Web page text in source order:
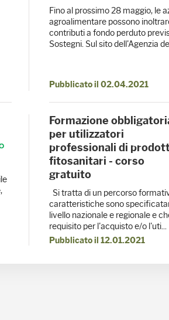
Fino al prossimo 28 maggio, le
agroalimentare possono
contributi a fondo perduto
Sostegni. Sul sito dell'Agenzia
Pubblicato il 02.04.2021
Formazione
per utilizzatori
professionali di
fitosanitari - corso
gratuito
Si tratta di un percorso
caratteristiche sono
livello nazionale e regionale e
requisito per l'acquisto e/o l'uti...
Pubblicato il 12.01.2021